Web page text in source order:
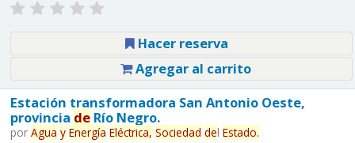
Hacer reserva
Agregar al carrito
Estación transformadora San Antonio Oeste,
provincia deRío Negro.
por Agua y Energía Eléctrica, Sociedad del Estado.